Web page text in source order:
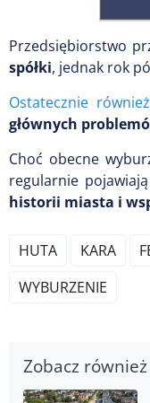
Przedsiębiorstwo
spółki, jednak rok
Ostatecznie
głównych
Choć obecne
regularnie
historii miasta i
HUTA KARA
WYBURZENIE
Zobacz również